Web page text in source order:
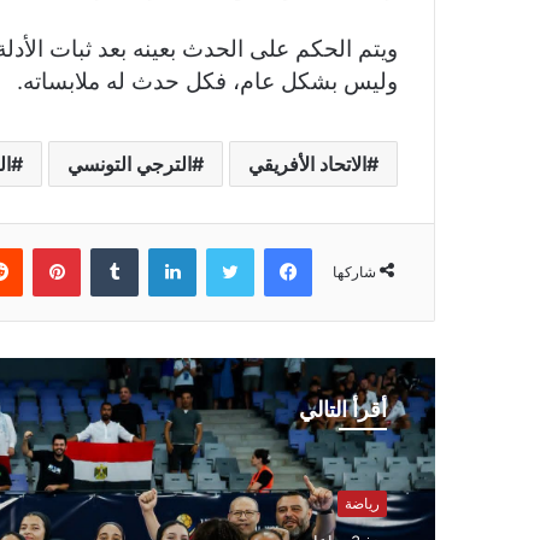
ويتم الحكم على الحدث بعينه بعد ثبات
وليس بشكل عام، فكل حدث له ملابساته.
الاتحاد الأفريقي الترجي التونسي
شاركها
فيسبوك تويتر لينكدإن
أقرأ التالي
رياضة